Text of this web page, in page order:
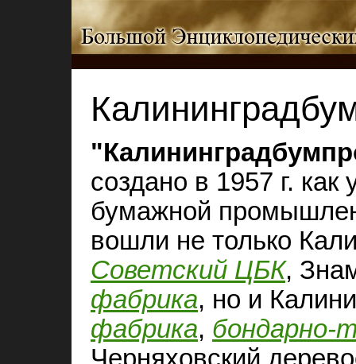
создано в 1957 г.
бумажной
вошли не только
Советский ЦБК,
фабрика, но и
фабрика, бондарно-